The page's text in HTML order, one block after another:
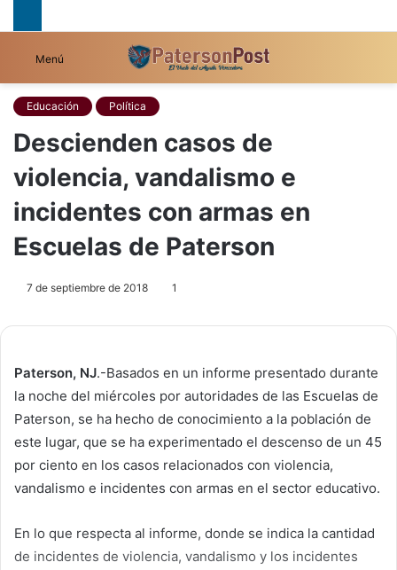
Menú
Educación Política
Descienden casos de
violencia, vandalismo e
incidentes con armas en
Escuelas de Paterson
7 de septiembre de 2018 1
Paterson, NJ.-Basados en un informe presentado durante
la noche del miércoles por autoridades de las Escuelas de
Paterson, se ha hecho de conocimiento a la población de
este lugar, que se ha experimentado el descenso de un 45
por ciento en los casos relacionados con violencia,
vandalismo e incidentes con armas en el sector educativo.
En lo que respecta al informe, donde se indica la cantidad
de incidentes de violencia, vandalismo y los incidentes